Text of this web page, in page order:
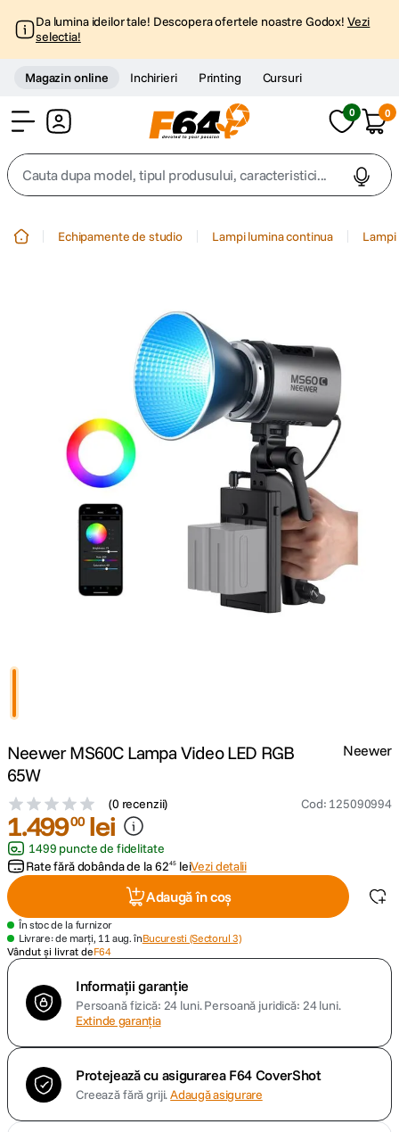
Da lumina ideilor tale! Descopera ofertele noastre Godox! Vezi
selectia!
Magazin online Inchirieri Printing Cursuri
0 0
Cauta dupa model, tipul produsului, caracteristici...
trepied telefon
peak design
lavaliera
canon sx740 hs
card memorie
sony fx
Echipamente de studio Lampi lumina continua
Neewer MS60C Lampa Video LED RGB
65W
(0 recenzii) Cod: 125090994
Neewer
1.49900 lei
1499 puncte de fidelitate
Rate fără dobânda de la6245 leiVezi detalii
Adaugă în coș
În stoc de la furnizor
Livrare: de marți, 11 aug. înBucuresti (Sectorul 3)
Vândut și livrat deF64
Informații garanție
Persoană fizică: 24 luni.Persoană juridică: 24 luni.
Extinde garanția
Protejează cu asigurarea F64 CoverShot
Creează fără griji.Adaugă asigurare